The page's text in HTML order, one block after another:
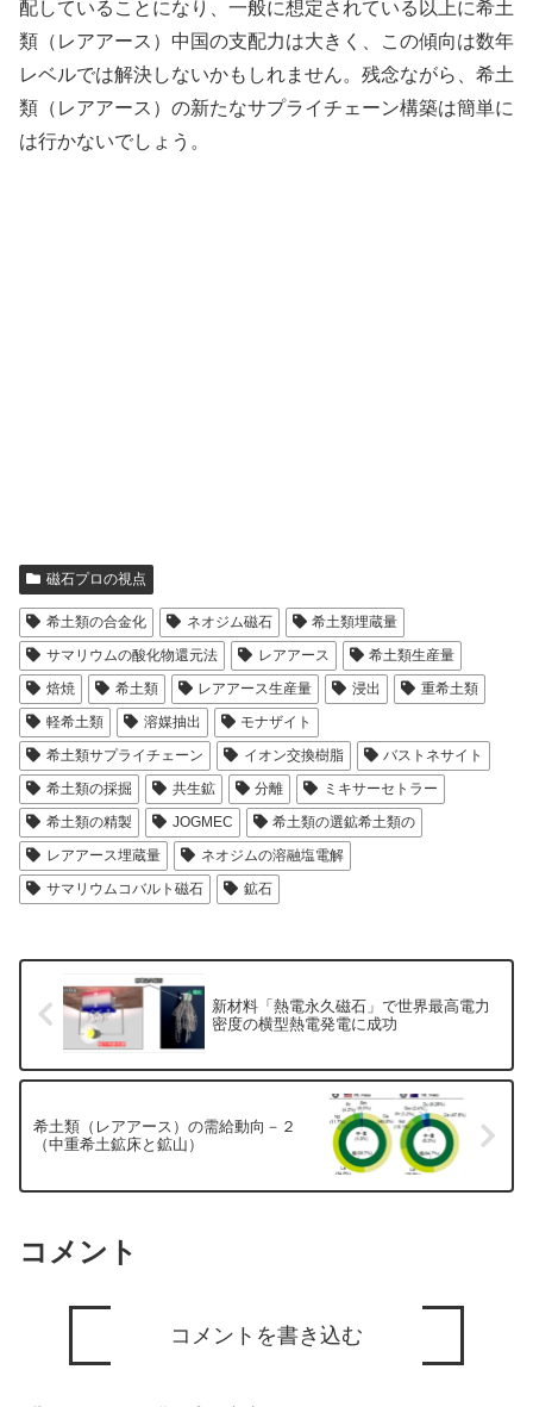
配していることになり、一般に想定されている以上に希土
類（レアアース）中国の支配力は大きく、この傾向は数年
レベルでは解決しないかもしれません。残念ながら、希土
類（レアアース）の新たなサプライチェーン構築は簡単に
は行かないでしょう。
磁石プロの視点
希土類の合金化 ネオジム磁石
希土類埋蔵量
サマリウムの酸化物還元法
レアアース
希土類生産量
焙焼
希土類 レアアース生産量 浸出
重希土類
軽希土類
溶媒抽出
モナザイト
希土類サプライチェーン
イオン交換樹脂
バストネサイト
希土類の採掘
共生鉱 分離
ミキサーセトラー
希土類の精製
JOGMEC
希土類の選鉱希土類の
レアアース埋蔵量
ネオジムの溶融塩電解
サマリウムコバルト磁石
鉱石
新材料「熱電永久磁石」で世界最高電力
密度の横型熱電発電に成功
希土類（レアアース）の需給動向－２
（中重希土鉱床と鉱山）
コメント
コメントを書き込む